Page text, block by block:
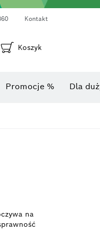
Kontakt
Koszyk
Promocje % Dla
na